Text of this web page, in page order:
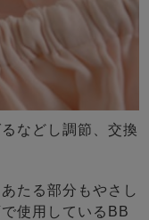
などし調節、交換
たる部分もやさし
使用しているBB